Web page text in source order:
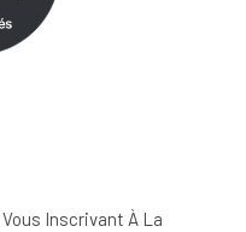
Inscrivant À La